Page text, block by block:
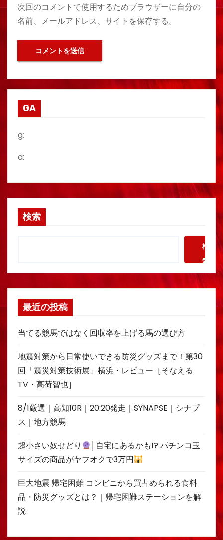
次回のコメントで使用するためブラウザーに自分の
名前、メールアドレス、サイトを保存する。
GA
g:
a:
検索
検
索
最近の投稿
当てる競馬ではなく回収率を上げる馬の選び方
地震対策から日常使いできる防災グッズまで！第30
回「震災対策技術展」横浜・レビュー［そなえる
TV・高荷智也］
8/1厳選｜高知10R｜20:20発走｜SYNAPSE｜シナプ
ス｜地方競馬
超小さい奴せどり
│自宅にあるかも!? パチンコ玉
サイズの商品がヤフオクで3万円
巨大地震 帰宅困難 コンビニから買占められる食料
品・防災グッズとは？｜帰宅困難ステーションを解
説